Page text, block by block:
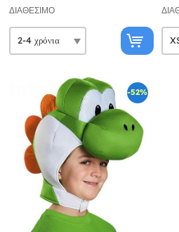
ΔΙΑΘΈΣΙΜΟ
-52%